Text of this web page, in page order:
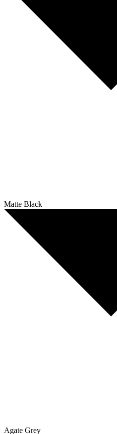
Matte Black
Agate Grey